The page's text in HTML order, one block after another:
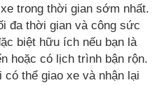
trong thời gian sớm nhất.
đa thời gian và công sức
biệt hữu ích nếu bạn là
hoặc có lịch trình bận rộn.
có thể giao xe và nhận lại